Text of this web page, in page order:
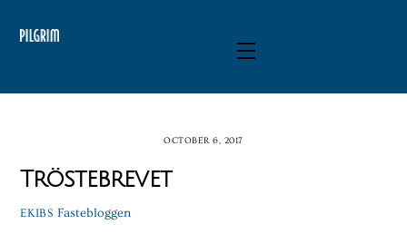
Menu
OCTOBER 6, 2017
Tröstebrevet
EKIBS Fastebloggen